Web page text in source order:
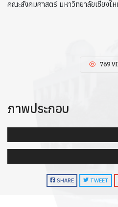
คณะสังคมศาสตร์ มหาวิทยาลัยเชียงให
769
ภาพประกอบ
SHARE TWEET